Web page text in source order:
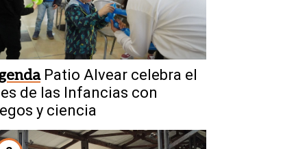
Patio Alvear celebra el
de las Infancias con
y ciencia